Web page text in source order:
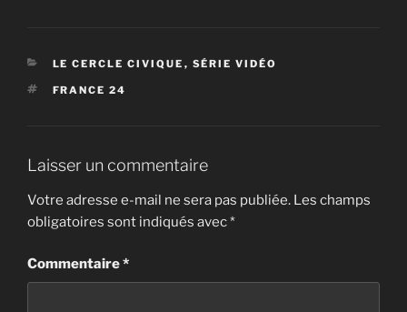
CATÉGORIES
LE CERCLE CIVIQUE , SÉRIE VIDÉO
ÉTIQUETTES
FRANCE 24
Laisser un commentaire
Votre adresse e-mail ne sera pas publiée. Les champs
obligatoires sont indiqués avec*
Commentaire*